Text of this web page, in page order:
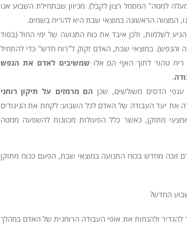
למטה" המסמל רצון לקבל). מכיוון שבתחילת השבוע אנו
המצווה הראשונה במוצאי שבת היא להריח בשמים.
לשלמות, ולכן איבד את כוח התנועה של ימי החול (בסוד
והנפש). במוצאי שבת, האדם זקוק ל"רוח חדש" כדי להתחיל
טהור לתוך האף הם אלו שמשיבים לאדם את הנפש
.
הדסים משולשים, שכן הם מרמזים על תיקון רוחני
את יעד העבודה של האדם לכל השבוע: לקחת את הניגודים
מתוקן, כאשר כלל הפעולות מכוונות להשפעה ממטה
זוכה מחדש בכוח התנועה במוצאי שבת, הפעם ככוח מתוקן
החדש?
ולהנחות את אופי העבודה הרוחנית של האדם במהלך